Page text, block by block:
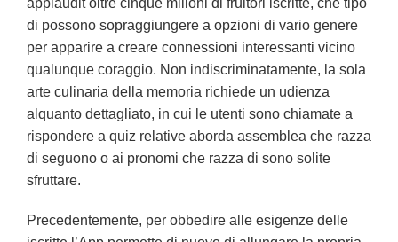
applaudit oltre cinque milioni di fruitori iscritte, che tipo
di possono sopraggiungere a opzioni di vario genere
per apparire a creare connessioni interessanti vicino
qualunque coraggio. Non indiscriminatamente, la sola
arte culinaria della memoria richiede un udienza
alquanto dettagliato, in cui le utenti sono chiamate a
rispondere a quiz relative aborda assemblea che razza
di seguono o ai pronomi che razza di sono solite
sfruttare.
Precedentemente, per obbedire alle esigenze delle